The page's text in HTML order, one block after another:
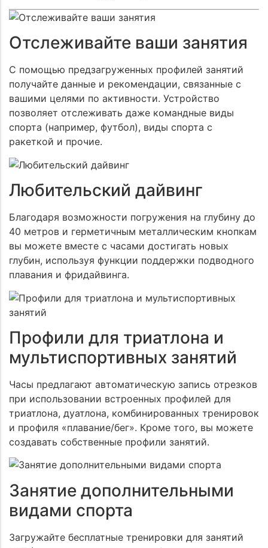
Отслеживайте ваши занятия
С помощью предзагруженных профилей занятий
получайте данные и рекомендации, связанные с
вашими целями по активности. Устройство
позволяет отслеживать даже командные виды
спорта (например, футбол), виды спорта с
ракеткой и прочие.
Любительский дайвинг
Благодаря возможности погружения на глубину до
40 метров и герметичным металлическим кнопкам
вы можете вместе с часами достигать новых
глубин, используя функции поддержки подводного
плавания и фридайвинга.
Профили для триатлона и
мультиспортивных занятий
Часы предлагают автоматическую запись отрезков
при использовании встроенных профилей для
триатлона, дуатлона, комбинированных тренировок
и профиля «плавание/бег». Кроме того, вы можете
создавать собственные профили занятий.
Занятие дополнительными
видами спорта
Загружайте бесплатные тренировки для занятий